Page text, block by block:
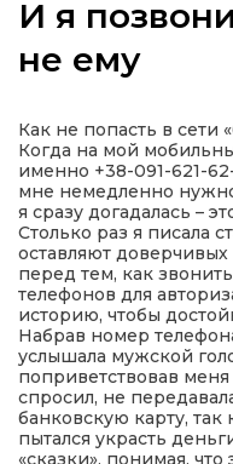
політика
місія
И я
не ему
Как не попасть в сети
Когда на мой
именно +38-091-621-
мне немедленно
я сразу догадалась –
Столько раз я писала
оставляют
перед тем, как
телефонов для
историю, чтобы
Набрав номер
услышала мужской
поприветствовав
спросил, не
банковскую карту, так
пытался украсть
«сказки», понимая, что